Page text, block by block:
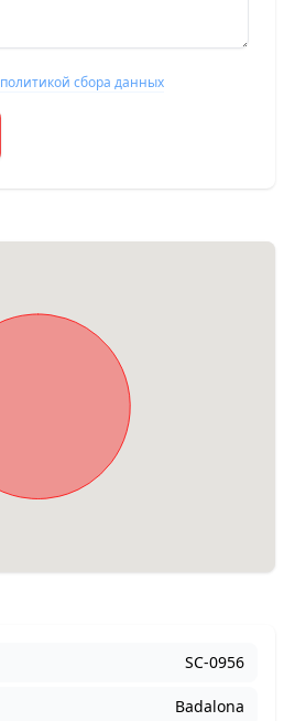
политикой сбора данных
SC-0956
Badalona